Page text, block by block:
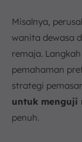
Misalnya,
wanita dewasa
remaja.
pemahaman
strategi
untuk menguji
penuh.